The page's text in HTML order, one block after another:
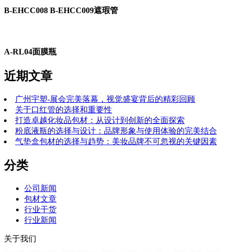
B-EHCC008 B-EHCC009遮瑕管
A-RL04面膜瓶
近期文章
广州宇塑-展会完美落幕，视觉盛宴背后的精彩回顾
关于口红管的选择和重要性
打造卓越化妆品包材：从设计到创新的全面探索
粉底液瓶的选择与设计：品牌形象与使用体验的完美结合
气垫盒包材的选择与趋势：美妆品牌不可忽视的关键因素
分类
公司新闻
包材文章
行业干货
行业新闻
关于我们